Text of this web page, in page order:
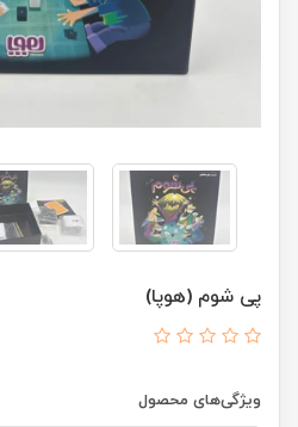
پی شوم (هوپا)
ویژگی‌های محصول